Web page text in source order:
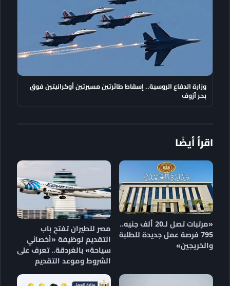
وزارة الدفاع الروسية.. إسقاط طائرتين مسيرتين أوكرانيتين فوق
بحر آزوف
اقرأ أيضًا
«مرتبات تصل لـ20 ألف جنيه..
795 فرصة عمل جديدة للطلبة
والخريجين»
مصر للطيران تفتح باب
التقديم لوظيفة «أخصائي
سياحة» بالغردقة.. تعرف على
الشروط وموعد التقديم